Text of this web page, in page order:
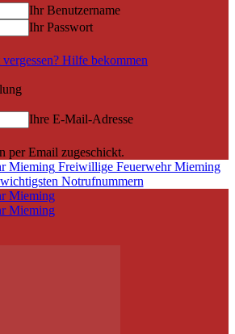
Ihr Benutzername
Ihr Passwort
Hilfe bekommen
Ihre E-Mail-Adresse
per Email zugeschickt.
Freiwillige Feuerwehr Mieming